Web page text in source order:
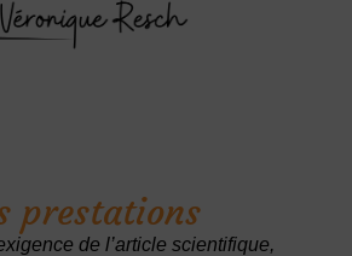
prestations
de l’article scientifique,